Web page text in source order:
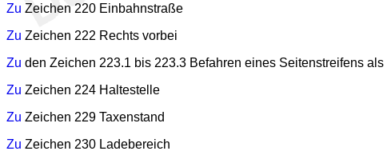
Zu Zeichen 220 Einbahnstraße
Zu Zeichen 222 Rechts vorbei
Zu den Zeichen 223.1 bis 223.3 Befahren eines Seitenstreifens als
Zu Zeichen 224 Haltestelle
Zu Zeichen 229 Taxenstand
Zu Zeichen 230 Ladebereich